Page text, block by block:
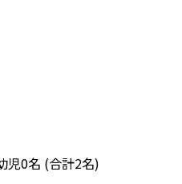
児0名 (合計2名)